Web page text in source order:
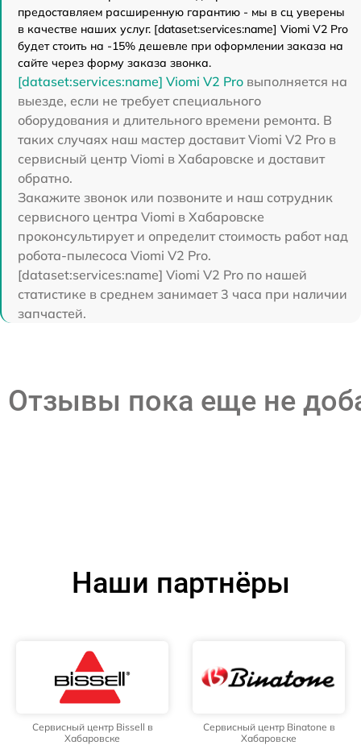
предоставляем расширенную гарантию - мы в сц уверены
в качестве наших услуг. [dataset:services:name] Viomi V2 Pro
будет стоить на -15% дешевле при оформлении заказа на
сайте через форму заказа звонка.
[dataset:services:name] Viomi V2 Pro выполняется на
выезде, если не требует специального
оборудования и длительного времени ремонта. В
таких случаях наш мастер доставит Viomi V2 Pro в
сервисный центр Viomi в Хабаровске и доставит
обратно.
Закажите звонок или позвоните и наш сотрудник
сервисного центра Viomi в Хабаровске
проконсультирует и определит стоимость работ над
робота-пылесоса Viomi V2 Pro.
[dataset:services:name] Viomi V2 Pro по нашей
статистике в среднем занимает 3 часа при наличии
запчастей.
Отзывы пока еще не
Наши партнёры
Сервисный центр Bissell в
Хабаровске
Сервисный центр Binatone в
Хабаровске